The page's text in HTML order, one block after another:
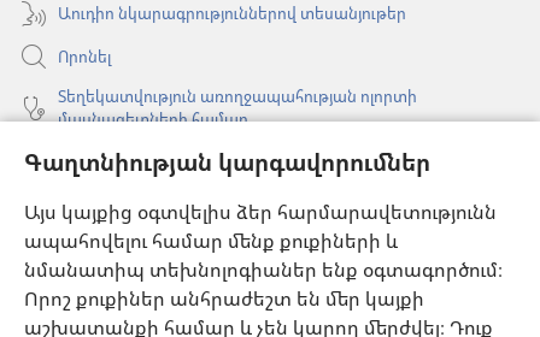
Գաղտնիության կարգավորումներ
Այս կայքից օգտվելիս ձեր հարմարավետությունն
ապահովելու համար մենք քուքիների և
նմանատիպ տեխնոլոգիաներ ենք օգտագործում։
Որոշ քուքիներ անհրաժեշտ են մեր կայքի
աշխատանքի համար և չեն կարող մերժվել։ Դուք
Աուդիո նկարագրություններով տեսանյութեր
Որոնել
Տեղեկատվություն առողջապահության ոլորտի
մասնագետների համար
Գլոբալ հաղորդակցություն
Օգնություն
Նվիրատվություններ
(բացվում
է
նոր
Դիտարանի ՕՆԼԱՅՆ ԳՐԱԴԱՐԱՆ